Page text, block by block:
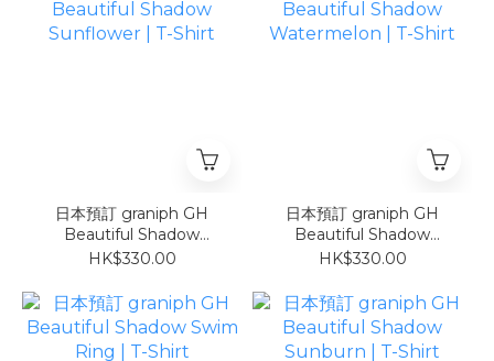
日本預訂 graniph GH
Beautiful Shadow
Sunflower | T-Shirt
HK$330.00
日本預訂 graniph GH
Beautiful Shadow
Watermelon | T-Shirt
HK$330.00